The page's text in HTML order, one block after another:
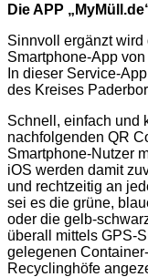
Die APP
Sinnvoll ergänzt wird
Smartphone-App
In dieser Service-
des Kreises
Schnell, einfach und
nachfolgenden QR
Smartphone-Nutzer
iOS werden damit
und rechtzeitig an
sei es die grüne,
oder die gelb-
überall mittels GPS-
gelegenen
Recyclinghöfe